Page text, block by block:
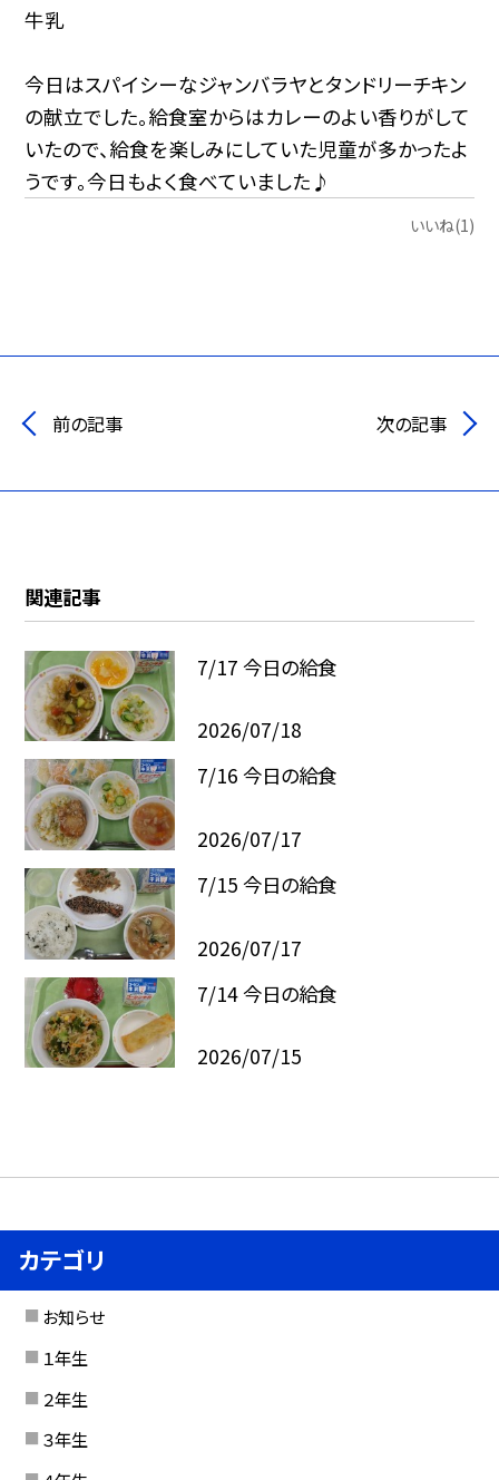
牛乳
今日はスパイシーなジャンバラヤとタンドリーチキン
の献立でした。給食室からはカレーのよい香りがして
いたので、給食を楽しみにしていた児童が多かったよ
うです。今日もよく食べていました♪
いいね(1)
前の記事 次の記事
関連記事
7/17 今日の給食
2026/07/18
7/16 今日の給食
2026/07/17
7/15 今日の給食
2026/07/17
7/14 今日の給食
2026/07/15
カテゴリ
お知らせ
１年生
２年生
３年生